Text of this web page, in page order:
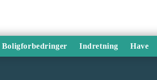
Boligforbedringer Indretning Have